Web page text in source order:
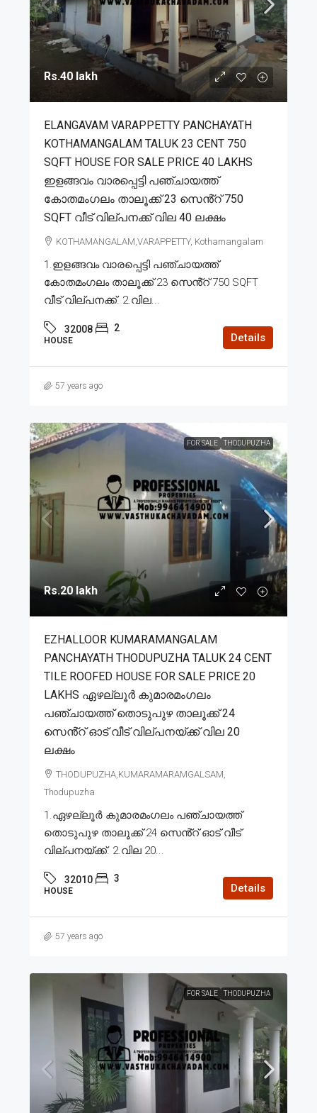
Rs.40 lakh
ELANGAVAM VARAPPETTY PANCHAYATH
KOTHAMANGALAM TALUK 23 CENT 750
SQFT HOUSE FOR SALE PRICE 40 LAKHS
ഇളങ്ങവം വാരപ്പെട്ടി പഞ്ചായത്ത്
കോതമംഗലം താലൂക്ക് 23 സെൻ്റ് 750
SQFT വീട് വില്പനക്ക് വില 40 ലക്ഷം
KOTHAMANGALAM,VARAPPETTY, Kothamangalam
1.ഇളങ്ങവം വാരപ്പെട്ടി പഞ്ചായത്ത്
കോതമംഗലം താലൂക്ക് 23 സെൻ്റ് 750 SQFT
വീട് വില്പനക്ക്. 2.വില...
32008 2
HOUSE Details
57 years ago
FOR SALE THODUPUZHA
Rs.20 lakh
EZHALLOOR KUMARAMANGALAM
PANCHAYATH THODUPUZHA TALUK 24 CENT
TILE ROOFED HOUSE FOR SALE PRICE 20
LAKHS ഏഴല്ലൂർ കുമാരമംഗലം
പഞ്ചായത്ത് തൊടുപുഴ താലൂക്ക് 24
സെൻ്റ് ഓട് വീട് വില്പനയ്ക്ക് വില 20
ലക്ഷം
THODUPUZHA,KUMARAMARAMGALSAM,
Thodupuzha
1.ഏഴല്ലൂർ കുമാരമംഗലം പഞ്ചായത്ത്
തൊടുപുഴ താലൂക്ക് 24 സെൻ്റ് ഓട് വീട്
വില്പനയ്ക്ക്. 2.വില 20...
32010 3
HOUSE Details
57 years ago
FOR SALE THODUPUZHA